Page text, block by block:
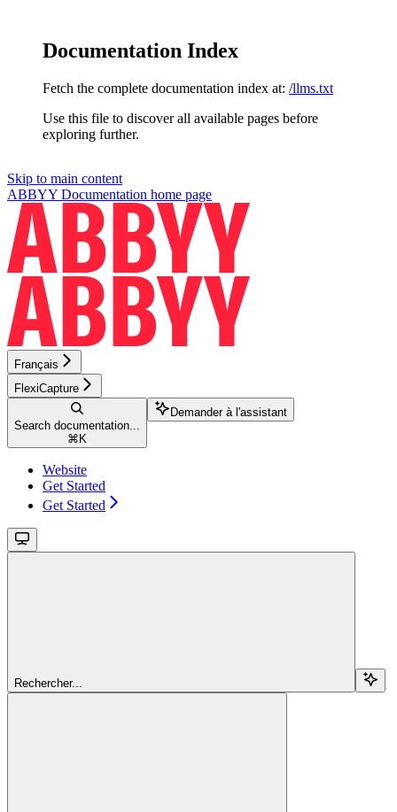
Documentation Index
Fetch the complete documentation index at: /llms.txt
Use this file to discover all available pages before
exploring further.
Skip to main content
ABBYY Documentation home page
Français
FlexiCapture
Search documentation...
⌘ K
Demander à l'assistant
Website
Get Started
Get Started
Rechercher...